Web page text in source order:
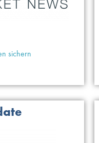
sichern